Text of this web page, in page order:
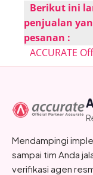
Berikut ini
penjualan
pesanan :
ACCURATE
Mendampingi
sampai tim Anda
verifikasi agen